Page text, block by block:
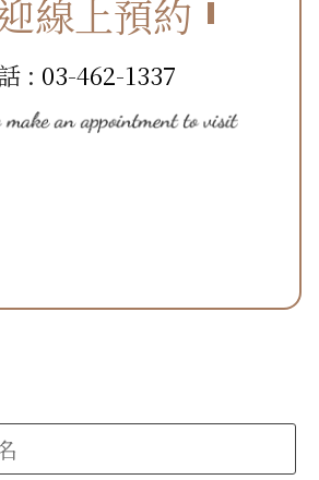
線上預約
: 03-462-1337